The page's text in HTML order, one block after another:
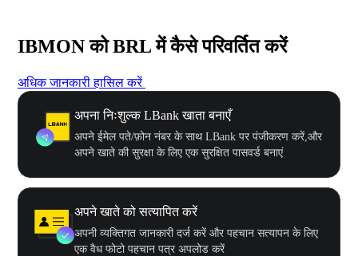
IBMON को BRL में कैसे परिवर्तित करें
अधिक जानकारी हासिल करें
अपना निःशुल्क LBank खाता बनाएँ
अपने ईमेल पते/फ़ोन नंबर के साथ LBank पर पंजीकरण करें,और
अपने खाते की सुरक्षा के लिए एक सुरक्षित पासवर्ड बनाएं
अपने खाते को सत्यापित करें
अपनी व्यक्तिगत जानकारी दर्ज करें और पहचान सत्यापन के लिए
एक वैध फोटो पहचान पत्र अपलोड करें